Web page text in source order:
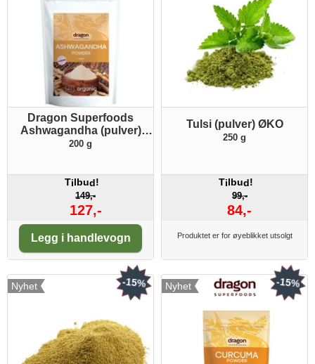
Dragon Superfoods
Ashwagandha (pulver)
ØKO
200 g
Tilbud!
149,-
127,-
Legg i handlevogn
Tulsi (pulver) ØKO
250 g
Tilbud!
99,-
84,-
Produktet er for øyeblikket utsolgt
Nyhet -15% Nyhet -15%